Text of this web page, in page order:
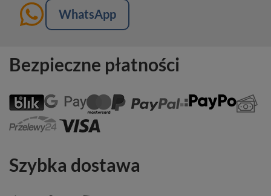
WhatsApp
Bezpieczne płatności
Szybka dostawa